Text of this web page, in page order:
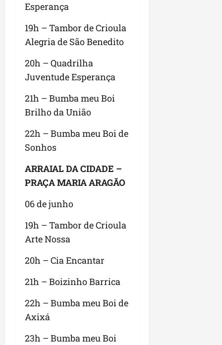
Esperança
19h – Tambor de Crioula
Alegria de São Benedito
20h – Quadrilha
Juventude Esperança
21h – Bumba meu Boi
Brilho da União
22h – Bumba meu Boi de
Sonhos
ARRAIAL DA CIDADE –
PRAÇA MARIA ARAGÃO
06 de junho
19h – Tambor de Crioula
Arte Nossa
20h – Cia Encantar
21h – Boizinho Barrica
22h – Bumba meu Boi de
Axixá
23h – Bumba meu Boi